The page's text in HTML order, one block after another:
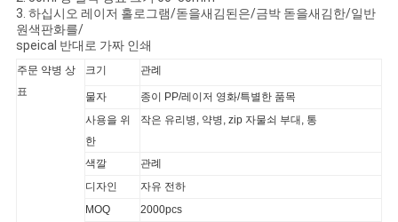
사
이
트
PRIVACY
3. 하십시오 레이저 홀로그램/돋을새김된은/금박 돋을새김한/일반
원색판화를/
speical 반대로 가짜 인쇄
주문 약병 상
표
크기 관례
물자
종이 PP/레이저 영화/특별한 품목
사용을 위
한
작은 유리병, 약병, zip 자물쇠 부대, 통
색깔
관례
디자인
자유 전하
MOQ
2000pcs